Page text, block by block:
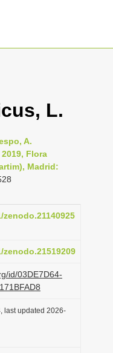
L.
A.
Flora
Madrid:
id/03DE7D64-
last updated 2026-